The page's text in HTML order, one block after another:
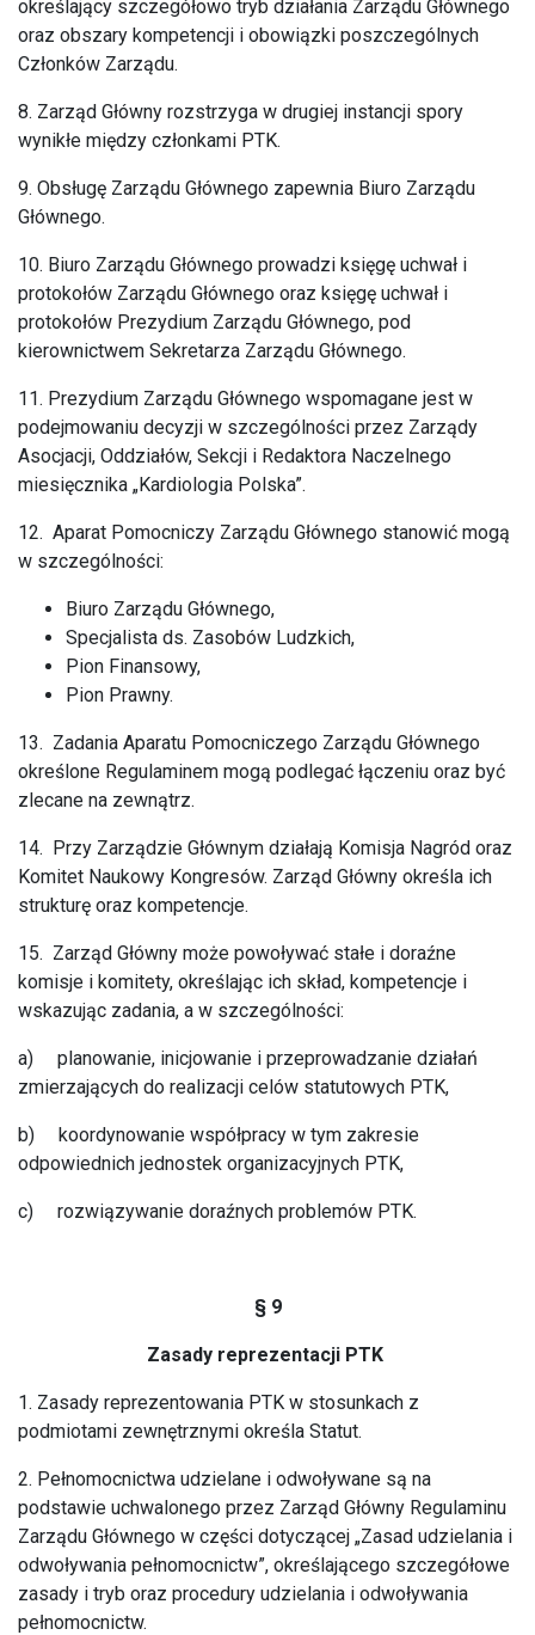
określający szczegółowo tryb działania Zarządu Głównego
oraz obszary kompetencji i obowiązki poszczególnych
Członków Zarządu.
8. Zarząd Główny rozstrzyga w drugiej instancji spory
wynikłe między członkami PTK.
9. Obsługę Zarządu Głównego zapewnia Biuro Zarządu
Głównego.
10. Biuro Zarządu Głównego prowadzi księgę uchwał i
protokołów Zarządu Głównego oraz księgę uchwał i
protokołów Prezydium Zarządu Głównego, pod
kierownictwem Sekretarza Zarządu Głównego.
11. Prezydium Zarządu Głównego wspomagane jest w
podejmowaniu decyzji w szczególności przez Zarządy
Asocjacji, Oddziałów, Sekcji i Redaktora Naczelnego
miesięcznika „Kardiologia Polska”.
12. Aparat Pomocniczy Zarządu Głównego stanowić mogą
w szczególności:
Biuro Zarządu Głównego,
Specjalista ds. Zasobów Ludzkich,
Pion Finansowy,
Pion Prawny.
13. Zadania Aparatu Pomocniczego Zarządu Głównego
określone Regulaminem mogą podlegać łączeniu oraz być
zlecane na zewnątrz.
14. Przy Zarządzie Głównym działają Komisja Nagród oraz
Komitet Naukowy Kongresów. Zarząd Główny określa ich
strukturę oraz kompetencje.
15. Zarząd Główny może powoływać stałe i doraźne
komisje i komitety, określając ich skład, kompetencje i
wskazując zadania, a w szczególności:
a) planowanie, inicjowanie i przeprowadzanie działań
zmierzających do realizacji celów statutowych PTK,
b) koordynowanie współpracy w tym zakresie
odpowiednich jednostek organizacyjnych PTK,
c) rozwiązywanie doraźnych problemów PTK.
§ 9
Zasady reprezentacji PTK
1. Zasady reprezentowania PTK w stosunkach z
podmiotami zewnętrznymi określa Statut.
2. Pełnomocnictwa udzielane i odwoływane są na
podstawie uchwalonego przez Zarząd Główny Regulaminu
Zarządu Głównego w części dotyczącej „Zasad udzielania i
odwoływania pełnomocnictw”, określającego szczegółowe
zasady i tryb oraz procedury udzielania i odwoływania
pełnomocnictw.